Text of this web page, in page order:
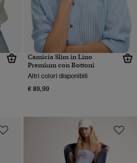
Camicia Slim in Lino
Premium con Bottoni
Altri colori disponibili
€ 89,99